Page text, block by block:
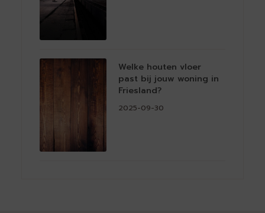
Welke houten vloer
past bij jouw woning in
Friesland?
2025-09-30